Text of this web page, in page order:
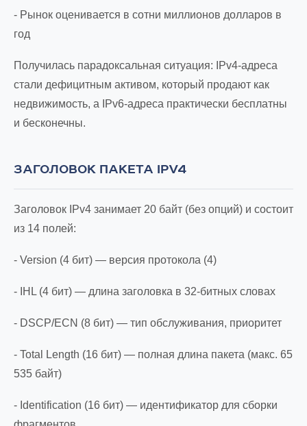
- Рынок оценивается в сотни миллионов долларов в
год
Получилась парадоксальная ситуация: IPv4-адреса
стали дефицитным активом, который продают как
недвижимость, а IPv6-адреса практически бесплатны
и бесконечны.
ЗАГОЛОВОК ПАКЕТА IPV4
Заголовок IPv4 занимает 20 байт (без опций) и состоит
из 14 полей:
- Version (4 бит) — версия протокола (4)
- IHL (4 бит) — длина заголовка в 32-битных словах
- DSCP/ECN (8 бит) — тип обслуживания, приоритет
- Total Length (16 бит) — полная длина пакета (макс. 65
535 байт)
- Identification (16 бит) — идентификатор для сборки